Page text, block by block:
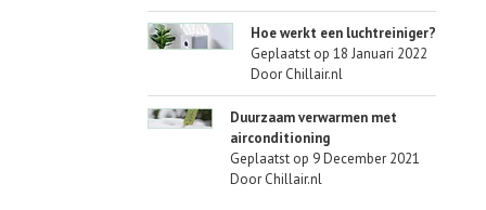
Hoe werkt een luchtreiniger?
Geplaatst op 18 Januari 2022
Door Chillair.nl
Duurzaam verwarmen met
airconditioning
Geplaatst op 9 December 2021
Door Chillair.nl